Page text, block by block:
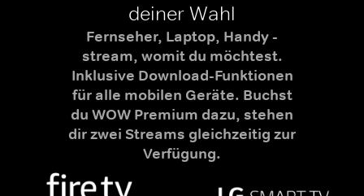
deiner Wahl
Fernseher, Laptop, Handy -
stream, womit du möchtest.
Inklusive Download-Funktionen
für alle mobilen Geräte. Buchst
du WOW Premium dazu, stehen
dir zwei Streams gleichzeitig zur
Verfügung.